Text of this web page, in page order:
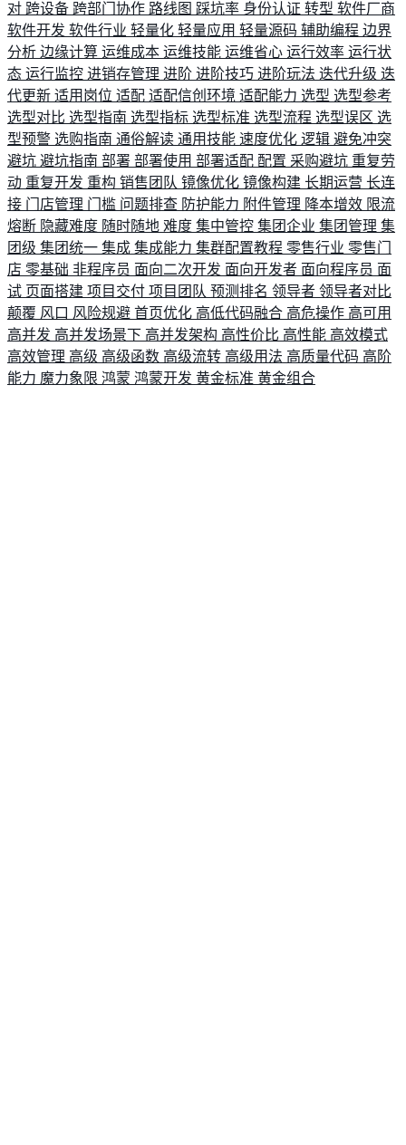
对 跨设备 跨部门协作 路线图 踩坑率 身份认证 转型 软件厂商
软件开发 软件行业 轻量化 轻量应用 轻量源码 辅助编程 边界
分析 边缘计算 运维成本 运维技能 运维省心 运行效率 运行状
态 运行监控 进销存管理 进阶 进阶技巧 进阶玩法 迭代升级 迭
代更新 适用岗位 适配 适配信创环境 适配能力 选型 选型参考
选型对比 选型指南 选型指标 选型标准 选型流程 选型误区 选
型预警 选购指南 通俗解读 通用技能 速度优化 逻辑 避免冲突
避坑 避坑指南 部署 部署使用 部署适配 配置 采购避坑 重复劳
动 重复开发 重构 销售团队 镜像优化 镜像构建 长期运营 长连
接 门店管理 门槛 问题排查 防护能力 附件管理 降本增效 限流
熔断 隐藏难度 随时随地 难度 集中管控 集团企业 集团管理 集
团级 集团统一 集成 集成能力 集群配置教程 零售行业 零售门
店 零基础 非程序员 面向二次开发 面向开发者 面向程序员 面
试 页面搭建 项目交付 项目团队 预测排名 领导者 领导者对比
颠覆 风口 风险规避 首页优化 高低代码融合 高危操作 高可用
高并发 高并发场景下 高并发架构 高性价比 高性能 高效模式
高效管理 高级 高级函数 高级流转 高级用法 高质量代码 高阶
能力 魔力象限 鸿蒙 鸿蒙开发 黄金标准 黄金组合